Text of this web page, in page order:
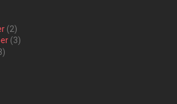
(2)
(3)